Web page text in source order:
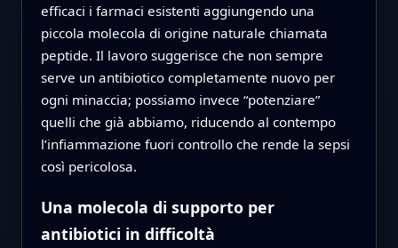
efficaci i farmaci esistenti aggiungendo una
piccola molecola di origine naturale chiamata
peptide. Il lavoro suggerisce che non sempre
serve un antibiotico completamente nuovo per
ogni minaccia; possiamo invece “potenziare”
quelli che già abbiamo, riducendo al contempo
l’infiammazione fuori controllo che rende la sepsi
così pericolosa.
Una molecola di supporto per
antibiotici in difficoltà